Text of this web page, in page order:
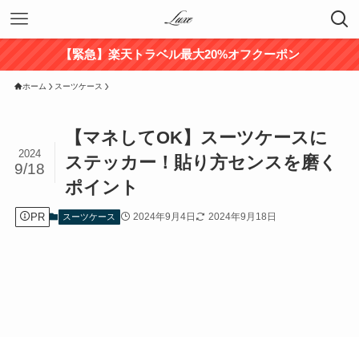
【緊急】楽天トラベル最大20%オフクーポン
ホーム スーツケース
【マネしてOK】スーツケースに
ステッカー！貼り方センスを磨く
ポイント
2024
9/18
PR スーツケース 2024年9月4日 2024年9月18日